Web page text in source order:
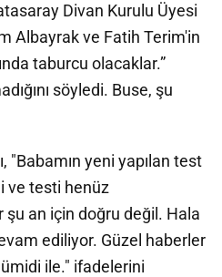
Divan Kurulu Üyesi
Albayrak ve Fatih Terim'in
taburcu olacaklar.”
söyledi. Buse, şu
"Babamın yeni yapılan test
ve testi henüz
şu an için doğru değil. Hala
ediliyor. Güzel haberler
ile." ifadelerini